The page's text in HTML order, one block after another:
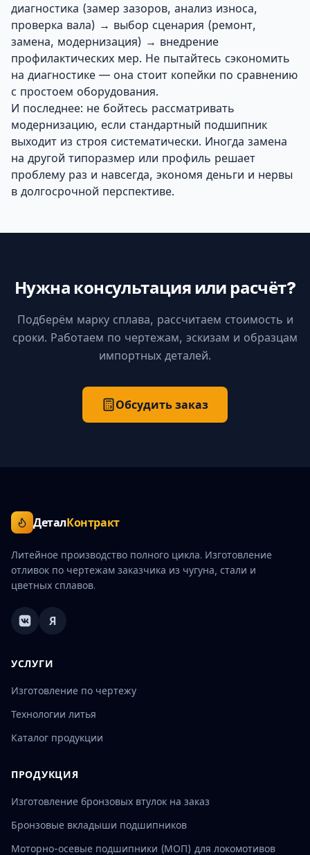
диагностика (замер зазоров, анализ износа,
проверка вала) → выбор сценария (ремонт,
замена, модернизация) → внедрение
профилактических мер. Не пытайтесь сэкономить
на диагностике — она стоит копейки по сравнению
с простоем оборудования.
И последнее: не бойтесь рассматривать
модернизацию, если стандартный подшипник
выходит из строя систематически. Иногда замена
на другой типоразмер или профиль решает
проблему раз и навсегда, экономя деньги и нервы
в долгосрочной перспективе.
Нужна консультация или расчёт?
Подберём марку сплава, рассчитаем стоимость и
сроки. Работаем по чертежам, эскизам и образцам
импортных деталей.
Обсудить заказ
ДеталКонтракт
Литейное производство полного цикла. Изготовление
отливок по чертежам заказчика из чугуна, стали и
цветных сплавов.
Я
УСЛУГИ
Изготовление по чертежу
Технологии литья
Каталог продукции
ПРОДУКЦИЯ
Изготовление бронзовых втулок на заказ
Бронзовые вкладыши подшипников
Моторно-осевые подшипники (МОП) для локомотивов